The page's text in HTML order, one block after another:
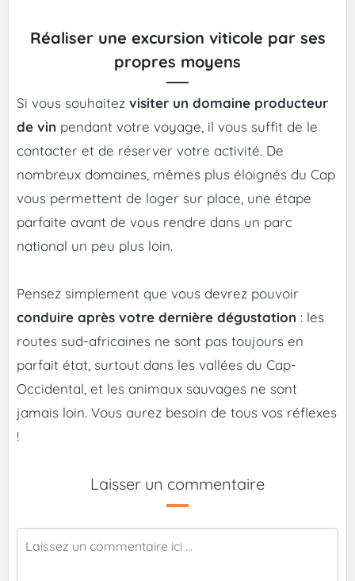
Réaliser une excursion viticole par ses
propres moyens
Si vous souhaitez visiter un domaine producteur
de vin pendant votre voyage, il vous suffit de le
contacter et de réserver votre activité. De
nombreux domaines, mêmes plus éloignés du Cap
vous permettent de loger sur place, une étape
parfaite avant de vous rendre dans un parc
national un peu plus loin.
Pensez simplement que vous devrez pouvoir
conduire après votre dernière dégustation : les
routes sud-africaines ne sont pas toujours en
parfait état, surtout dans les vallées du Cap-
Occidental, et les animaux sauvages ne sont
jamais loin. Vous aurez besoin de tous vos réflexes
!
Laisser un commentaire